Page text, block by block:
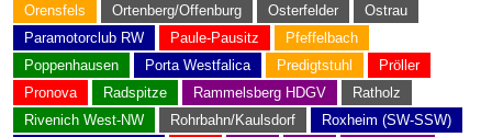
Orensfels
Ortenberg/Offenburg Osterfelder
Ostrau
Paramotorclub RW
Paule-Pausitz
Pfeffelbach
Poppenhausen
Porta Westfalica Predigtstuhl
Pröller
Pronova
Radspitze Rammelsberg HDGV
Ratholz
Rivenich West-NW
Rohrbahn/Kaulsdorf
Roxheim (SW-SSW)